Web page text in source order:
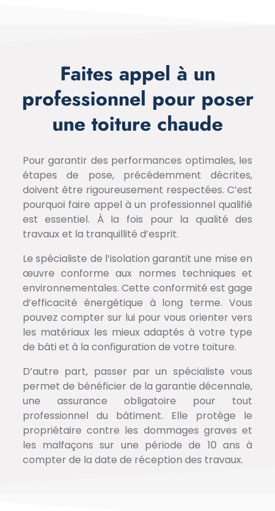
Faites appel à un
professionnel pour poser
une toiture chaude
Pour garantir des performances optimales, les
étapes de pose, précédemment décrites,
doivent être rigoureusement respectées. C’est
pourquoi faire appel à un professionnel qualifié
est essentiel. À la fois pour la qualité des
travaux et la tranquillité d’esprit.
Le spécialiste de l’isolation garantit une mise en
œuvre conforme aux normes techniques et
environnementales. Cette conformité est gage
d’efficacité énergétique à long terme. Vous
pouvez compter sur lui pour vous orienter vers
les matériaux les mieux adaptés à votre type
de bâti et à la configuration de votre toiture.
D’autre part, passer par un spécialiste vous
permet de bénéficier de la garantie décennale,
une assurance obligatoire pour tout
professionnel du bâtiment. Elle protège le
propriétaire contre les dommages graves et
les malfaçons sur une période de 10 ans à
compter de la date de réception des travaux.